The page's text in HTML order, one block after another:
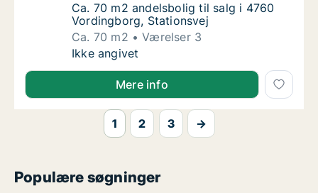
Ca. 70 m2 andelsbolig til salg i 4760
Ca. 70 m2 andelsbolig til salg i 4760
Vordingborg, Stationsvej
Ca. 70 m2
Værelser 3
Ca. 70 m2 andelsbolig til salg i 4760
Ikke angivet
Mere info
1 2 3 →
Populære søgninger